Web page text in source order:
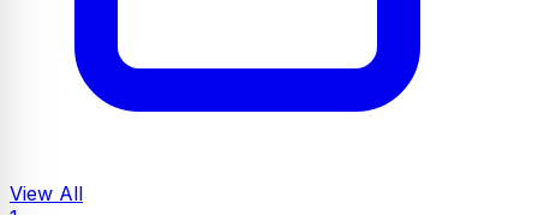
View All